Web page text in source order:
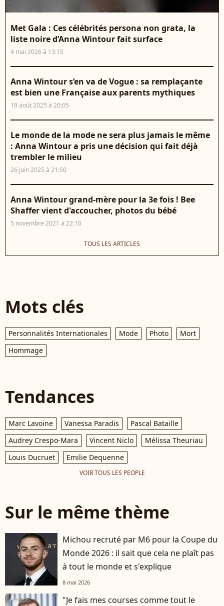
Met Gala : Ces célébrités persona non grata, la
liste noire d’Anna Wintour fait surface
4 mai 2026 à 13:15
Anna Wintour s’en va de Vogue : sa remplaçante
est bien une Française aux parents mythiques
19 août 2025 à 20:05
Le monde de la mode ne sera plus jamais le même
: Anna Wintour a pris une décision qui fait déjà
trembler le milieu
26 juin 2025 à 21:50
Anna Wintour grand-mère pour la 3e fois ! Bee
Shaffer vient d'accoucher, photos du bébé
5 novembre 2021 à 22:10
TOUS LES ARTICLES
Mots clés
Personnalités Internationales Mode Photo
Mort
Hommage
Tendances
Marc Lavoine Vanessa Paradis
Pascal Bataille
Audrey Crespo-Mara
Vincent Niclo
Mélissa Theuriau
Louis Ducruet
Emilie Dequenne
VOIR TOUS LES PEOPLE
Sur le même thème
Michou recruté par M6 pour la Coupe du
Monde 2026 : il sait que cela ne plaît pas
à tout le monde et s'explique
8 mai 2026
"Je fais mes courses comme tout le